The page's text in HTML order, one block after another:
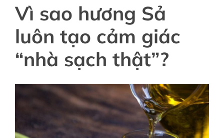
Vì sao hương Sả
luôn tạo cảm giác
“nhà sạch thật”?